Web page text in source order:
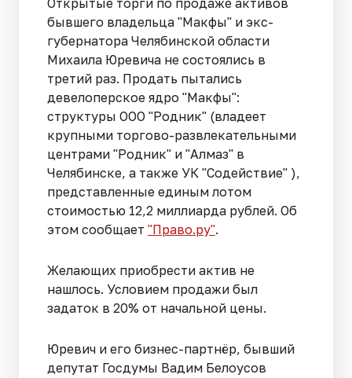
Открытые торги по продаже активов
бывшего владельца "Макфы" и экс-
губернатора Челябинской области
Михаила Юревича не состоялись в
третий раз. Продать пытались
девелоперское ядро "Макфы":
структуры ООО "Родник" (владеет
крупными торгово-развлекательными
центрами "Родник" и "Алмаз" в
Челябинске, а также УК "Содействие" ),
представленные единым лотом
стоимостью 12,2 миллиарда рублей. Об
этом сообщает "Право.ру".
Желающих приобрести актив не
нашлось. Условием продажи был
задаток в 20% от начальной цены.
Юревич и его бизнес-партнёр, бывший
депутат Госдумы Вадим Белоусов